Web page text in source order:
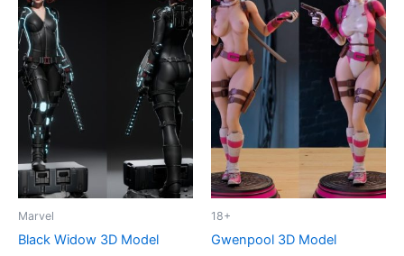
Marvel
Black Widow 3D Model
18+
Gwenpool 3D Model